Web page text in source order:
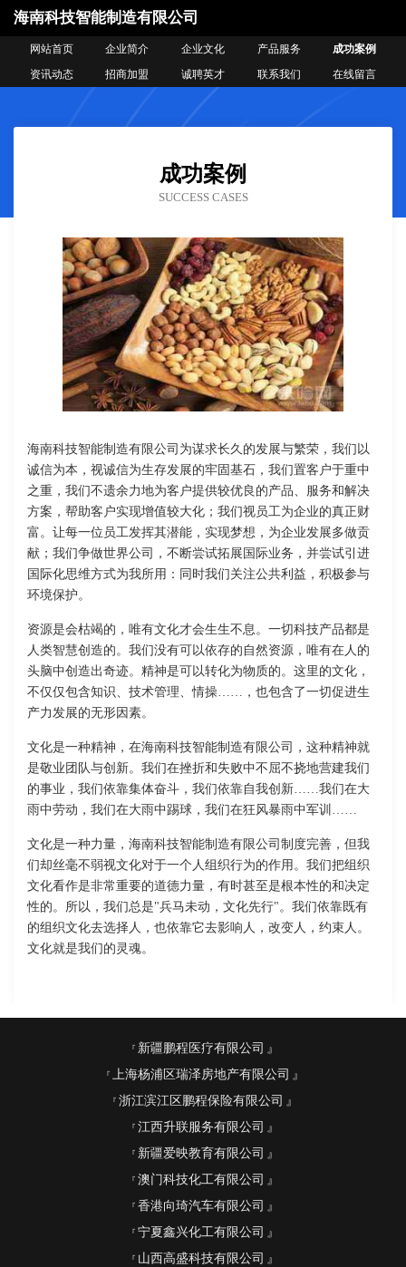
海南科技智能制造有限公司
网站首页 企业简介 企业文化 产品服务
成功案例
资讯动态
招商加盟 诚聘英才 联系我们 在线留言
成功案例
SUCCESS CASES
海南科技智能制造有限公司为谋求长久的发展与繁荣，我们以
诚信为本，视诚信为生存发展的牢固基石，我们置客户于重中
之重，我们不遗余力地为客户提供较优良的产品、服务和解决
方案，帮助客户实现增值较大化；我们视员工为企业的真正财
富。让每一位员工发挥其潜能，实现梦想，为企业发展多做贡
献；我们争做世界公司，不断尝试拓展国际业务，并尝试引进
国际化思维方式为我所用：同时我们关注公共利益，积极参与
环境保护。
资源是会枯竭的，唯有文化才会生生不息。一切科技产品都是
人类智慧创造的。我们没有可以依存的自然资源，唯有在人的
头脑中创造出奇迹。精神是可以转化为物质的。这里的文化，
不仅仅包含知识、技术管理、情操……，也包含了一切促进生
产力发展的无形因素。
文化是一种精神，在海南科技智能制造有限公司，这种精神就
是敬业团队与创新。我们在挫折和失败中不屈不挠地营建我们
的事业，我们依靠集体奋斗，我们依靠自我创新……我们在大
雨中劳动，我们在大雨中踢球，我们在狂风暴雨中军训……
文化是一种力量，海南科技智能制造有限公司制度完善，但我
们却丝毫不弱视文化对于一个人组织行为的作用。我们把组织
文化看作是非常重要的道德力量，有时甚至是根本性的和决定
性的。所以，我们总是"兵马未动，文化先行"。我们依靠既有
的组织文化去选择人，也依靠它去影响人，改变人，约束人。
文化就是我们的灵魂。
新疆鹏程医疗有限公司
上海杨浦区瑞泽房地产有限公司
浙江滨江区鹏程保险有限公司
江西升联服务有限公司
新疆爱映教育有限公司
澳门科技化工有限公司
香港向琦汽车有限公司
宁夏鑫兴化工有限公司
山西高盛科技有限公司